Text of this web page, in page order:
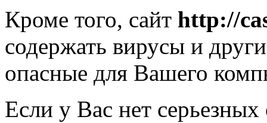
Кроме того, сайт http://
содержать вирусы и
опасные для Вашего
Если у Вас нет